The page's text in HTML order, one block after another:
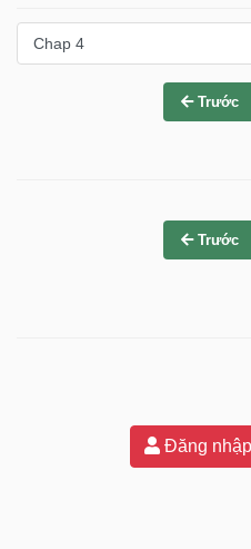
Trước
Trước
Đăng